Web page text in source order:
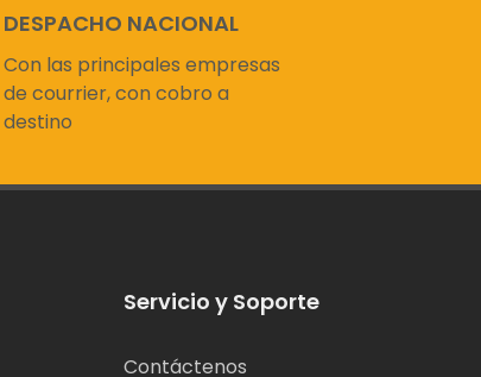
DESPACHO NACIONAL
Con las principales empresas
de courrier, con cobro a
destino
Servicio y Soporte
Contáctenos